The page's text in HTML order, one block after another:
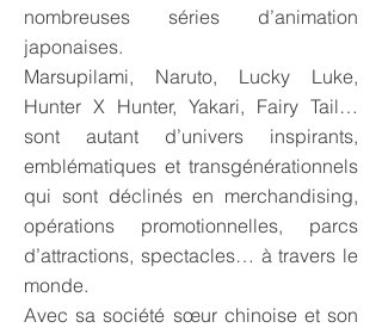
nombreuses séries d’animation
japonaises.
Marsupilami, Naruto, Lucky Luke,
Hunter X Hunter, Yakari, Fairy Tail…
sont autant d’univers inspirants,
emblématiques et transgénérationnels
qui sont déclinés en merchandising,
opérations promotionnelles, parcs
d’attractions, spectacles… à travers le
monde.
Avec sa société sœur chinoise et son